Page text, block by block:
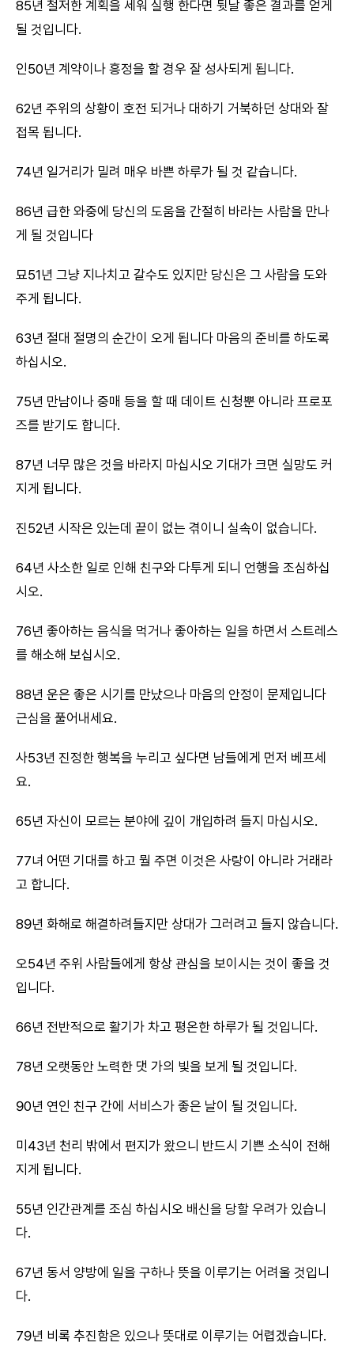
85년 철저한 계획을 세워 실행 한다면 뒷날 좋은 결과를 얻게
될 것입니다.
인50년 계약이나 흥정을 할 경우 잘 성사되게 됩니다.
62년 주위의 상황이 호전 되거나 대하기 거북하던 상대와 잘
접목 됩니다.
74년 일거리가 밀려 매우 바쁜 하루가 될 것 같습니다.
86년 급한 와중에 당신의 도움을 간절히 바라는 사람을 만나
게 될 것입니다
묘51년 그냥 지나치고 갈수도 있지만 당신은 그 사람을 도와
주게 됩니다.
63년 절대 절명의 순간이 오게 됩니다 마음의 준비를 하도록
하십시오.
75년 만남이나 중매 등을 할 때 데이트 신청뿐 아니라 프로포
즈를 받기도 합니다.
87년 너무 많은 것을 바라지 마십시오 기대가 크면 실망도 커
지게 됩니다.
진52년 시작은 있는데 끝이 없는 겪이니 실속이 없습니다.
64년 사소한 일로 인해 친구와 다투게 되니 언행을 조심하십
시오.
76년 좋아하는 음식을 먹거나 좋아하는 일을 하면서 스트레스
를 해소해 보십시오.
88년 운은 좋은 시기를 만났으나 마음의 안정이 문제입니다
근심을 풀어내세요.
사53년 진정한 행복을 누리고 싶다면 남들에게 먼저 베프세
요.
65년 자신이 모르는 분야에 깊이 개입하려 들지 마십시오.
77녀 어떤 기대를 하고 뭘 주면 이것은 사랑이 아니라 거래라
고 합니다.
89년 화해로 해결하려들지만 상대가 그러려고 들지 않습니다.
오54년 주위 사람들에게 항상 관심을 보이시는 것이 좋을 것
입니다.
66년 전반적으로 활기가 차고 평온한 하루가 될 것입니다.
78년 오랫동안 노력한 댓 가의 빛을 보게 될 것입니다.
90년 연인 친구 간에 서비스가 좋은 날이 될 것입니다.
미43년 천리 밖에서 편지가 왔으니 반드시 기쁜 소식이 전해
지게 됩니다.
55년 인간관계를 조심 하십시오 배신을 당할 우려가 있습니
다.
67년 동서 양방에 일을 구하나 뜻을 이루기는 어려울 것입니
다.
79년 비록 추진함은 있으나 뜻대로 이루기는 어렵겠습니다.